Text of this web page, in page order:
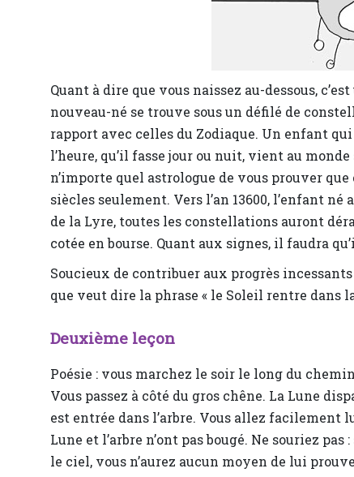
Quant à dire que vous naissez au-dessous,
nouveau-né se trouve sous un défilé de
rapport avec celles du Zodiaque. Un enfant
l’heure, qu’il fasse jour ou nuit, vient au
n’importe quel astrologue de vous prouver
siècles seulement. Vers l’an 13600, l’enfant
de la Lyre, toutes les constellations auront
cotée en bourse. Quant aux signes, il faudra
Soucieux de contribuer aux progrès
que veut dire la phrase « le Soleil rentre dans
Deuxième leçon
Poésie : vous marchez le soir le long du
Vous passez à côté du gros chêne. La Lune
est entrée dans l’arbre. Vous allez facilement
Lune et l’arbre n’ont pas bougé. Ne souriez
le ciel, vous n’aurez aucun moyen de lui